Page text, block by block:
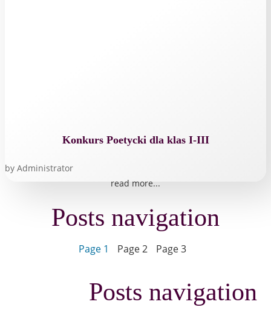
Konkurs Poetycki dla klas I-III
by Administrator
read more...
Posts navigation
Page 1 Page2 Page3
Posts navigation